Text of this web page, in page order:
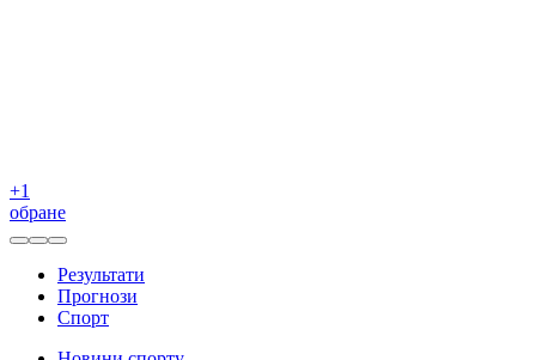
+1
обране
Результати
Прогнози
Спорт